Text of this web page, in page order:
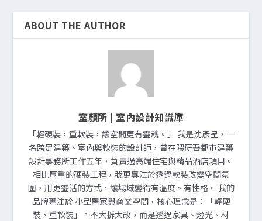
ABOUT THE AUTHOR
室顏所 | 室內設計知識庫
「輕硬裝，重軟裝，讓空間更有靈魂。」 我是沈彥呈，一
名跨足建築、室內與軟裝的設計師，曾在隈研吾都市建築
設計事務所工作五年，負責過高端住宅與精品酒店項目。
相比厚重的硬裝工程，我更專注於透過軟裝改變空間氛
圍，用更靈活的方式，讓場域變得有溫度、有性格。 我的
品牌專注於 小型居家與商業空間，核心理念是：「輕硬
裝，重軟裝」。不大拆大改，而是透過家具、燈光、材